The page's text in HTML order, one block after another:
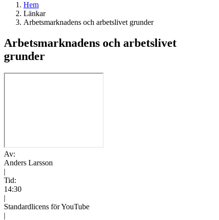
Hem
Länkar
Arbetsmarknadens och arbetslivet grunder
Arbetsmarknadens och arbetslivet
grunder
Av:
Anders Larsson
|
Tid:
14:30
|
Standardlicens för YouTube
|